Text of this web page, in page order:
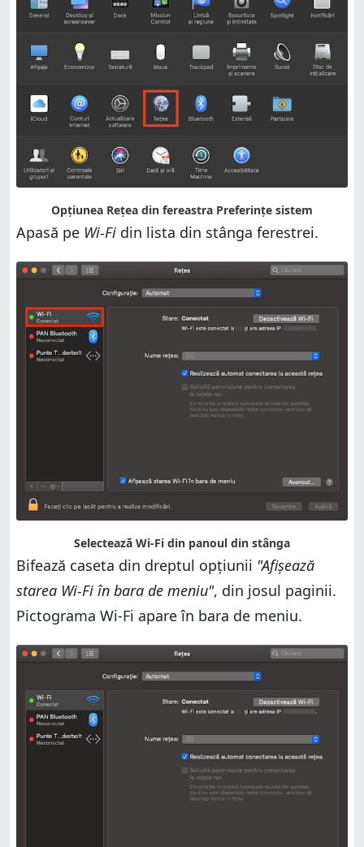
Opțiunea Rețea din fereastra Preferințe sistem
Apasă pe Wi-Fi din lista din stânga ferestrei.
Selectează Wi-Fi din panoul din stânga
Bifează caseta din dreptul opțiunii "Afișează
starea Wi-Fi în bara de meniu", din josul paginii.
Pictograma Wi-Fi apare în bara de meniu.